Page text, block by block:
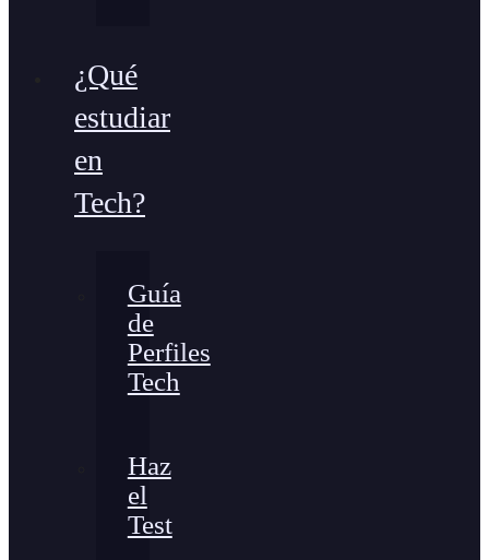
¿Qué
estudiar
en
Tech?
Guía
de
Perfiles
Tech
Haz
el
Test